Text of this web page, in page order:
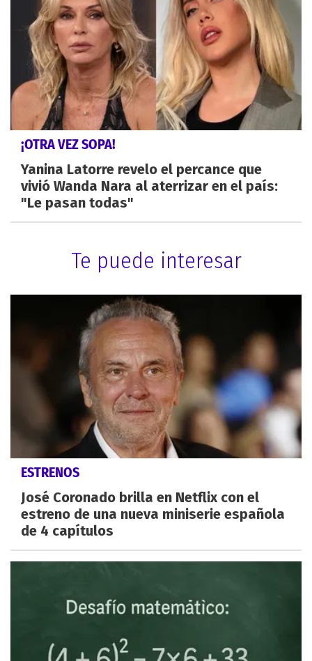
¡OTRA VEZ SOPA!
Yanina Latorre revelo el percance que
vivió Wanda Nara al aterrizar en el país:
"Le pasan todas"
Te puede interesar
ESTRENOS
José Coronado brilla en Netflix con el
estreno de una nueva miniserie española
de 4 capítulos